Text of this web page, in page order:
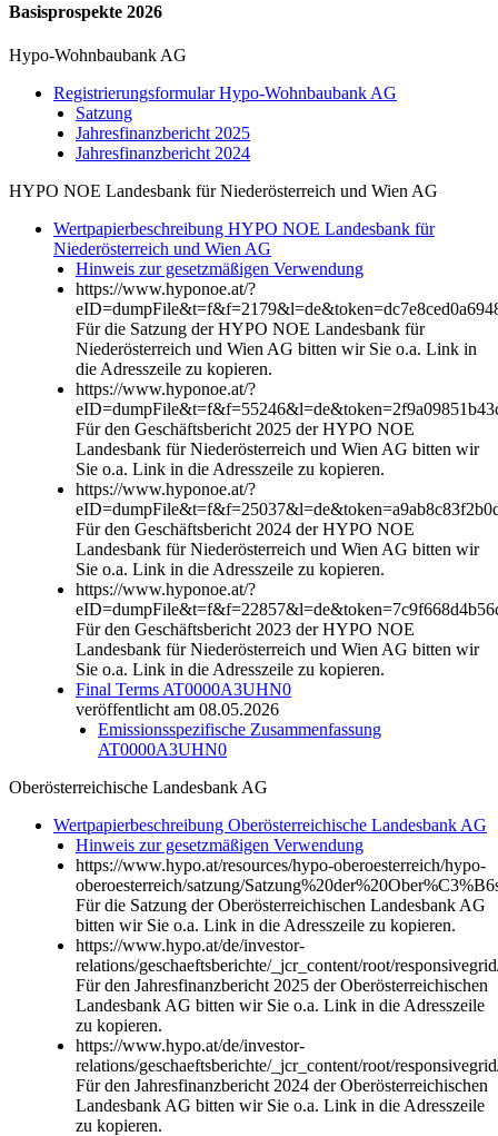
Basisprospekte 2026
Hypo-Wohnbaubank AG
Registrierungsformular Hypo-Wohnbaubank AG
Satzung
Jahresfinanzbericht 2025
Jahresfinanzbericht 2024
HYPO NOE Landesbank für Niederösterreich und Wien AG
Wertpapierbeschreibung HYPO NOE Landesbank für
Niederösterreich und Wien AG
Hinweis zur gesetzmäßigen Verwendung
https://www.hyponoe.at/?
Für die Satzung der HYPO NOE Landesbank für
Niederösterreich und Wien AG bitten wir Sie o.a. Link in
die Adresszeile zu kopieren.
https://www.hyponoe.at/?
Für den Geschäftsbericht 2025 der HYPO NOE
Landesbank für Niederösterreich und Wien AG bitten wir
Sie o.a. Link in die Adresszeile zu kopieren.
https://www.hyponoe.at/?
Für den Geschäftsbericht 2024 der HYPO NOE
Landesbank für Niederösterreich und Wien AG bitten wir
Sie o.a. Link in die Adresszeile zu kopieren.
https://www.hyponoe.at/?
Für den Geschäftsbericht 2023 der HYPO NOE
Landesbank für Niederösterreich und Wien AG bitten wir
Sie o.a. Link in die Adresszeile zu kopieren.
Final Terms AT0000A3UHN0
veröffentlicht am 08.05.2026
Emissionsspezifische Zusammenfassung
AT0000A3UHN0
Oberösterreichische Landesbank AG
Wertpapierbeschreibung Oberösterreichische Landesbank AG
Hinweis zur gesetzmäßigen Verwendung
https://www.hypo.at/resources/hypo-oberoesterreich/hypo-
oberoesterreich/satzung/
Für die Satzung der Oberösterreichischen Landesbank AG
bitten wir Sie o.a. Link in die Adresszeile zu kopieren.
https://www.hypo.at/de/investor-
relations/geschaeftsberichte/_jcr_content/root/
Für den Jahresfinanzbericht 2025 der Oberösterreichischen
Landesbank AG bitten wir Sie o.a. Link in die Adresszeile
zu kopieren.
https://www.hypo.at/de/investor-
relations/geschaeftsberichte/_jcr_content/root/
Für den Jahresfinanzbericht 2024 der Oberösterreichischen
Landesbank AG bitten wir Sie o.a. Link in die Adresszeile
zu kopieren.